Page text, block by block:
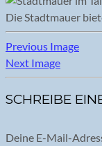
Die Stadtmauer
Previous Image
Next Image
SCHREIBE
Deine E-Mail-